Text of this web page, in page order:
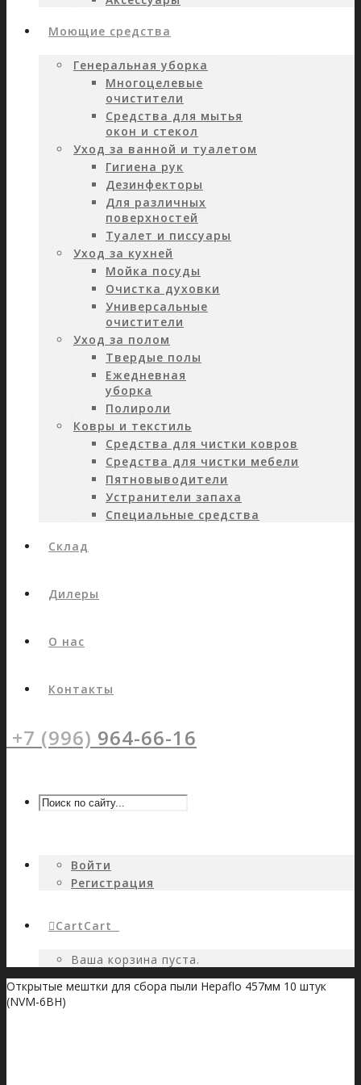
Моющие средства
Генеральная уборка
Многоцелевые
очистители
Средства для мытья
окон и стекол
Уход за ванной и туалетом
Гигиена рук
Дезинфекторы
Для различных
поверхностей
Туалет и писсуары
Уход за кухней
Мойка посуды
Очистка духовки
Универсальные
очистители
Уход за полом
Твердые полы
Ежедневная
уборка
Полироли
Ковры и текстиль
Средства для чистки ковров
Средства для чистки мебели
Пятновыводители
Устранители запаха
Специальные средства
Склад
Дилеры
О нас
Контакты
+7 (996) 964-66-16
Войти
Регистрация
CartCart
Ваша корзина пуста.
Открытые мештки для сбора пыли Hepaflo 457мм 10 штук
(NVM-6BH)